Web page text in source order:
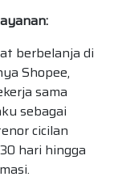
berbelanja di
Shopee,
sama
sebagai
cicilan
hari hingga